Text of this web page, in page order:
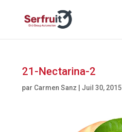
21-Nectarina-2
par Carmen Sanz Juil 30, 2015